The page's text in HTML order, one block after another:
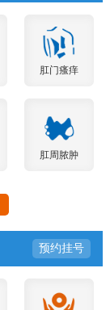
肛门瘙痒
肛周脓肿
预约挂号